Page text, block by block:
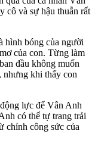
cô và sự hậu thuẫn rất
hình bóng của người
của con. Từng làm
đầu không muốn
nhưng khi thấy con
lực để Vân Anh
có thể tự trang trải
chính công sức của